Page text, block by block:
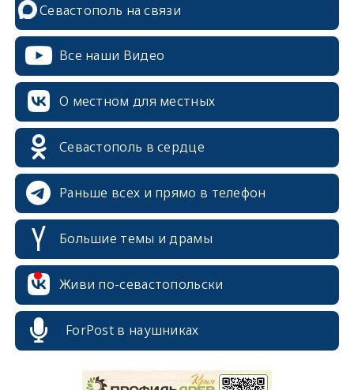
Севастополь на связи
Все наши Видео
О местном для местных
Севастополь в сердце
Раньше всех и прямо в телефон
Большие темы и драмы
Живи по-севастопольски
ForPost в наушниках